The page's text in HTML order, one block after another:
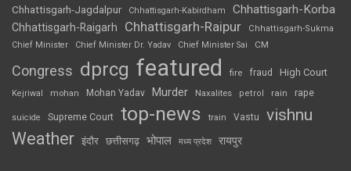
Chhattisgarh-Jagdalpur Chhattisgarh-Kabirdham Chhattisgarh-Korba
Chhattisgarh-Raigarh Chhattisgarh-Raipur
Chhattisgarh-Sukma
Chief Minister
Chief Minister Dr. Yadav Chief Minister Sai CM
Congress dprcg featured fire fraud High Court
Kejriwal mohan Mohan Yadav Murder Naxalites petrol rain rape
suicide Supreme Court top-news train Vastu vishnu
Weather इंदौर छत्तीसगढ़ भोपाल मध्य प्रदेश रायपुर